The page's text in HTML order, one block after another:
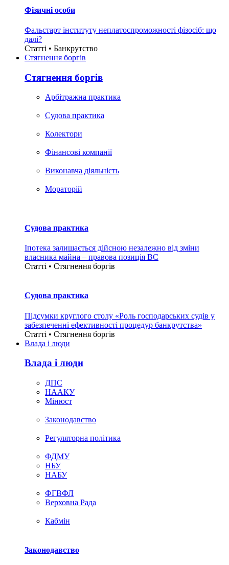
Фізичні особи
Фальстарт інституту неплатоспроможності фізосіб: що
далі?
Статті • Банкрутство
Стягнення боргiв
Стягнення боргiв
Арбітражна практика
Судова практика
Колектори
Фінансові компанії
Виконавча діяльність
Мораторій
Судова практика
Іпотека залишається дійсною незалежно від зміни
власника майна – правова позиція ВС
Статті • Стягнення боргiв
Судова практика
Підсумки круглого столу «Роль господарських судів у
забезпеченні ефективності процедур банкрутства»
Статті • Стягнення боргiв
Влада i люди
Влада i люди
ДПС
НААКУ
Мінюст
Законодавство
Регуляторна політика
ФДМУ
НБУ
НАБУ
ФГВФЛ
Верховна Рада
Кабмін
Законодавство